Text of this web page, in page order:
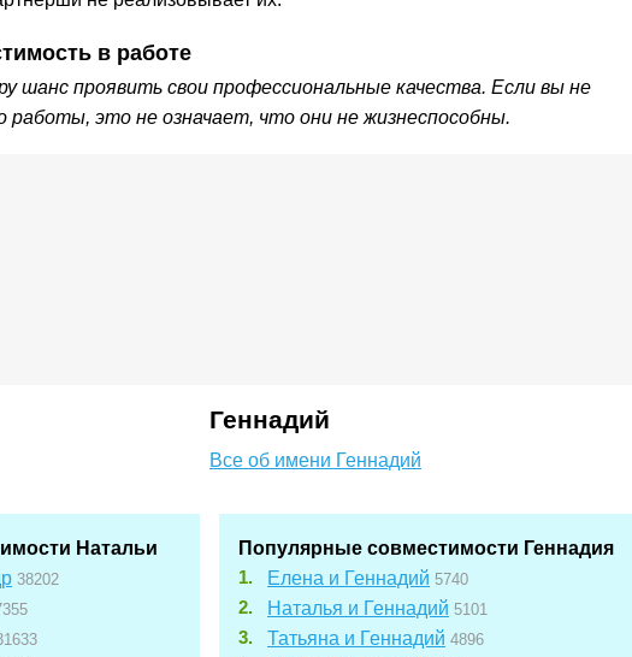
в работе
шанс проявить свои профессиональные качества. Если вы не
работы, это не означает, что они не жизнеспособны.
Геннадий
Все об имени Геннадий
Натальи
38202
Популярные совместимости Геннадия
Елена и Геннадий 5740
Наталья и Геннадий 5101
Татьяна и Геннадий 4896